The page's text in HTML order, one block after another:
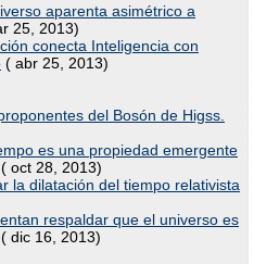
aparenta asimétrico a
25, 2013)
conecta Inteligencia con
( abr 25, 2013)
del Bosón de Higss.
es una propiedad emergente
( oct 28, 2013)
la dilatación del tiempo relativista
respaldar que el universo es
( dic 16, 2013)